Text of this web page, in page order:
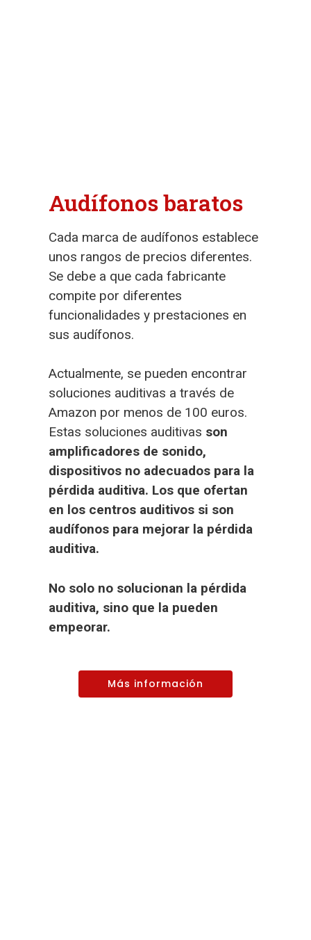
Audífonos baratos
Cada marca de audífonos establece
unos rangos de precios diferentes.
Se debe a que cada fabricante
compite por diferentes
funcionalidades y prestaciones en
sus audífonos.
Actualmente, se pueden encontrar
soluciones auditivas a través de
Amazon por menos de 100 euros.
Estas soluciones auditivas son
amplificadores de sonido,
dispositivos no adecuados para la
pérdida auditiva. Los que ofertan
en los centros auditivos si son
audífonos para mejorar la pérdida
auditiva.
No solo no solucionan la pérdida
auditiva, sino que la pueden
empeorar.
Más información